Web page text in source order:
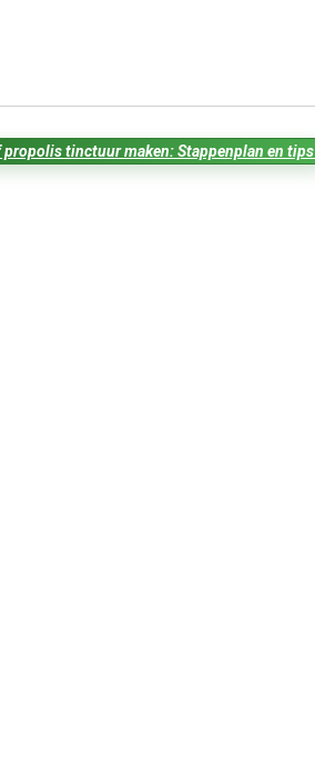
propolis tinctuur maken: Stappenplan en tips